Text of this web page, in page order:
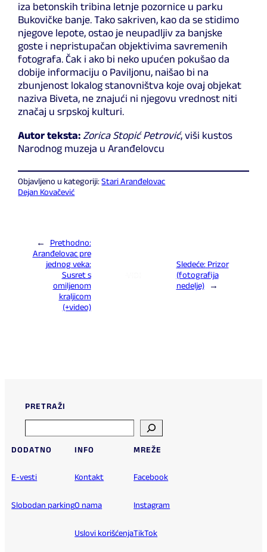
iza betonskih tribina letnje pozornice u parku
Bukovičke banje. Tako sakriven, kao da se stidimo
njegove lepote, ostao je neupadljiv za banjske
goste i nepristupačan objektivima savremenih
fotografa. Čak i ako bi neko upućen pokušao da
dobije informaciju o Paviljonu, naišao bi na
zbunjenost lokalog stanovništva koje ovaj objekat
naziva Biveta, ne znajući ni njegovu vrednost niti
značaj u srpskoj kulturi.
Autor teksta:Zorica Stopić Petrović, viši kustos
Narodnog muzeja u Aranđelovcu
Objavljeno u kategoriji:Stari Aranđelovac
Dejan Kovačević
←
Prethodno:
Aranđelovac pre
jednog veka:
Susret s
omiljenom
kraljicom
(+video)
Sledeće: Prizor
(fotografija
nedelje)
→
PRETRAŽI
DODATNO
E-vesti
Slobodan parking
INFO
Kontakt
O nama
Uslovi korišćenja
MREŽE
Facebook
Instagram
TikTok